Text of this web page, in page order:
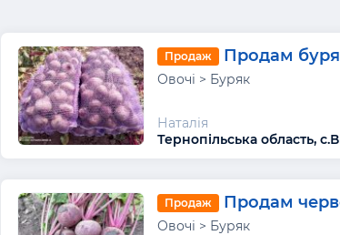
Продаж Продам
Овочі > Буряк
Наталія
Тернопільська область,
Продаж Продам
Овочі > Буряк